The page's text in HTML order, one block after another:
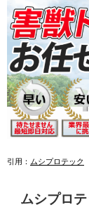
引用： ムシプロテック
ムシプロ